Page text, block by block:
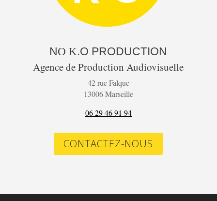
NO K.O PRODUCTION
Agence de Production Audiovisuelle
42 rue Falque
13006 Marseille
06 29 46 91 94
CONTACTEZ-NOUS